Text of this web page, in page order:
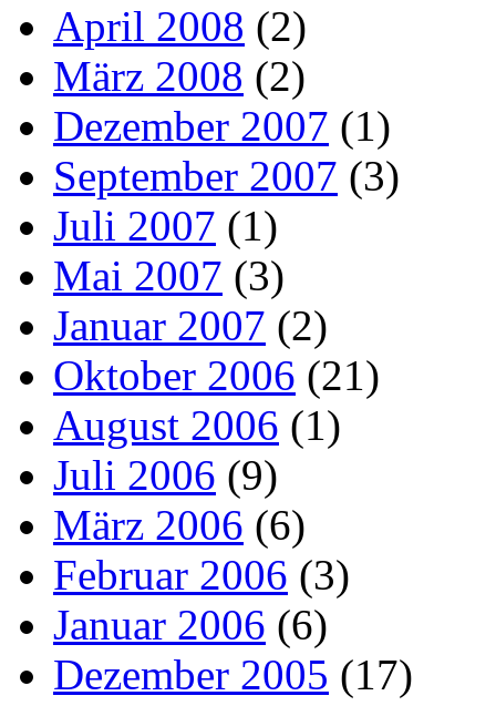
April 2008 (2)
März 2008 (2)
Dezember 2007 (1)
September 2007 (3)
Juli 2007 (1)
Mai 2007 (3)
Januar 2007 (2)
Oktober 2006 (21)
August 2006 (1)
Juli 2006 (9)
März 2006 (6)
Februar 2006 (3)
Januar 2006 (6)
Dezember 2005 (17)